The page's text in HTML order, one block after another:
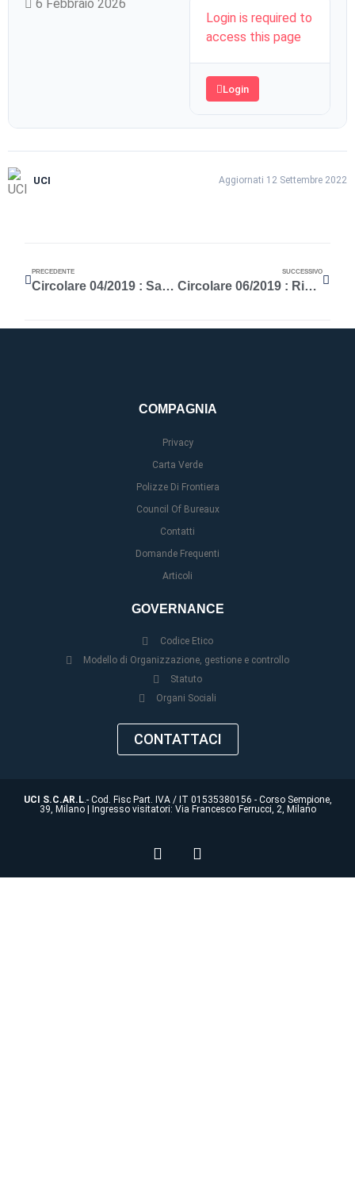
6 Febbraio 2026
Login is required to
access this page
Login
UCI Aggiornati 12 Settembre 2022
PRECEDENTE
Circolare 04/2019 : Save the date
SUCCESSIVO
Circolare 06/2019 : Riunione Tecnica UCI del 26 giungo 2019
COMPAGNIA
Privacy
Carta Verde
Polizze Di Frontiera
Council Of Bureaux
Contatti
Domande Frequenti
Articoli
GOVERNANCE
Codice Etico
Modello di Organizzazione, gestione e controllo
Statuto
Organi Sociali
CONTATTACI
UCI S.C.AR.L.- Cod. Fisc Part. IVA / IT 01535380156 - Corso Sempione,
39, Milano | Ingresso visitatori: Via Francesco Ferrucci, 2, Milano